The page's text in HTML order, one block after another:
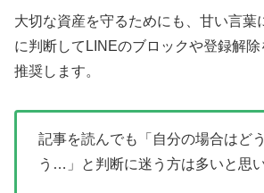
大切な資産を守るためにも、甘い言葉
に判断してLINEのブロックや登録解除
推奨します。
記事を読んでも「自分の場合はど
う…」と判断に迷う方は多いと思い